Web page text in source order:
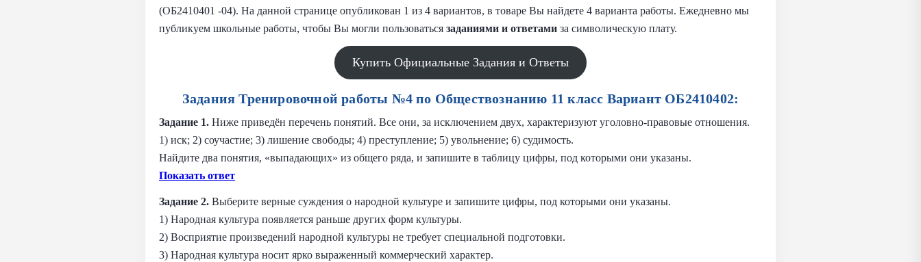
(ОБ2410401 -04). На данной странице опубликован 1 из 4 вариантов, в товаре Вы найдете 4 варианта работы. Ежедневно мы
публикуем школьные работы, чтобы Вы могли пользоваться заданиями и ответами за символическую плату.
Купить Официальные Задания и Ответы
Задания Тренировочной работы №4 по Обществознанию 11 класс Вариант ОБ2410402:
Задание 1. Ниже приведён перечень понятий. Все они, за исключением двух, характеризуют уголовно-правовые отношения.
1) иск; 2) соучастие; 3) лишение свободы; 4) преступление; 5) увольнение; 6) судимость.
Найдите два понятия, «выпадающих» из общего ряда, и запишите в таблицу цифры, под которыми они указаны.
Показать ответ
Задание 2. Выберите верные суждения о народной культуре и запишите цифры, под которыми они указаны.
1) Народная культура появляется раньше других форм культуры.
2) Восприятие произведений народной культуры не требует специальной подготовки.
3) Народная культура носит ярко выраженный коммерческий характер.